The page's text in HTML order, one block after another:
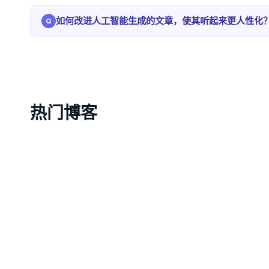
规则因机构而异。许多学校允许人工智能进行头脑
您的学术诚信政策。
如何改进人工智能生成的文章，使其听起来更人性化？
热门博客